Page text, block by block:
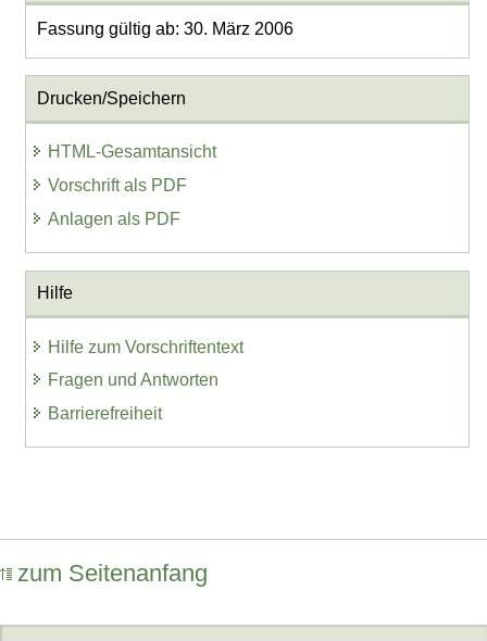
Fassung gültig ab: 30. März 2006
Drucken/Speichern
HTML-Gesamtansicht
Vorschrift als PDF
Anlagen als PDF
Hilfe
Hilfe zum Vorschriftentext
Fragen und Antworten
Barrierefreiheit
zum Seitenanfang